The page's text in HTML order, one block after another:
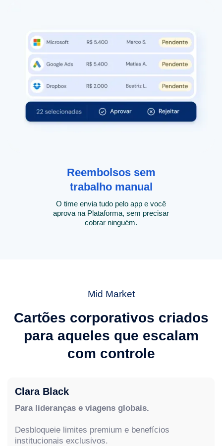
Reembolsos sem
trabalho manual
O time envia tudo pelo app e você
aprova na Plataforma, sem precisar
cobrar ninguém.
Mid Market
Cartões corporativos criados
para aqueles que escalam
com controle
Clara Black
Para lideranças e viagens globais.
Desbloqueie limites premium e benefícios
institucionais exclusivos.